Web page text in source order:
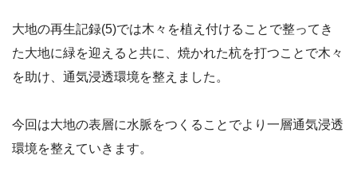
大地の再生記録(5)では木々を植え付けることで整ってき
た大地に緑を迎えると共に、焼かれた杭を打つことで木々
を助け、通気浸透環境を整えました。
今回は大地の表層に水脈をつくることでより一層通気浸透
環境を整えていきます。